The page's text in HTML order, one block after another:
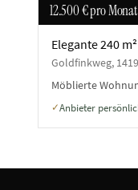
12.500 €pro Monat
Elegante 240
Goldfinkweg,
Möblierte
✓Anbieter